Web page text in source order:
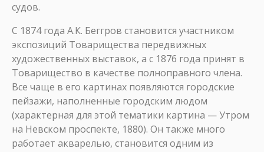
судов.
С 1874 года А.К. Беггров становится участником
экспозиций Товарищества передвижных
художественных выставок, а с 1876 года принят в
Товарищество в качестве полноправного члена.
Все чаще в его картинах появляются городские
пейзажи, наполненные городским людом
(характерная для этой тематики картина — Утром
на Невском проспекте, 1880). Он также много
работает акварелью, становится одним из